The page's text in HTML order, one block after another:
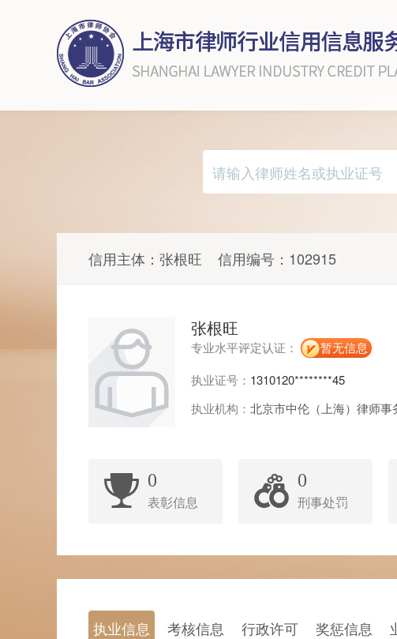
信用主体： 张根旺 信用编号： 102915
张根旺
专业水平评定认证：
暂无信息
执业证号： 1310120********45
执业机构： 北京市中伦（上海）律师事
0
表彰信息
0
刑事处罚
执业信息 考核信息 行政许可 奖惩信息